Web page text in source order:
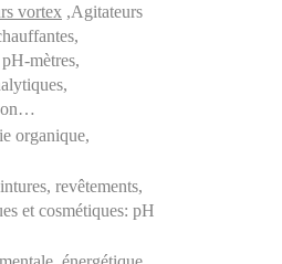
vortex ,Agitateurs
mètres,
organique,
revêtements,
et cosmétiques: pH